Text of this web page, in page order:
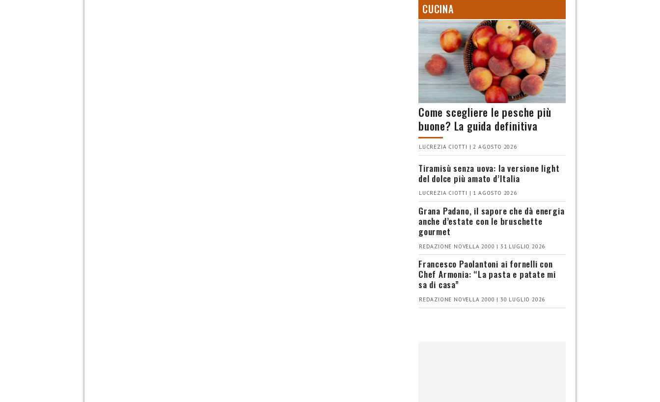
CUCINA
Come scegliere le pesche più
buone? La guida definitiva
LUCREZIA CIOTTI | 2 AGOSTO 2026
Tiramisù senza uova: la versione light
del dolce più amato d’Italia
LUCREZIA CIOTTI | 1 AGOSTO 2026
Grana Padano, il sapore che dà energia
anche d’estate con le bruschette
gourmet
REDAZIONE NOVELLA 2000 | 31 LUGLIO 2026
Francesco Paolantoni ai fornelli con
Chef Armonia: “La pasta e patate mi
sa di casa”
REDAZIONE NOVELLA 2000 | 30 LUGLIO 2026